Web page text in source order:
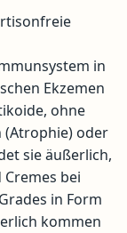
in
Ekzemen
ohne
(Atrophie) oder
sie äußerlich,
bei
in Form
kommen